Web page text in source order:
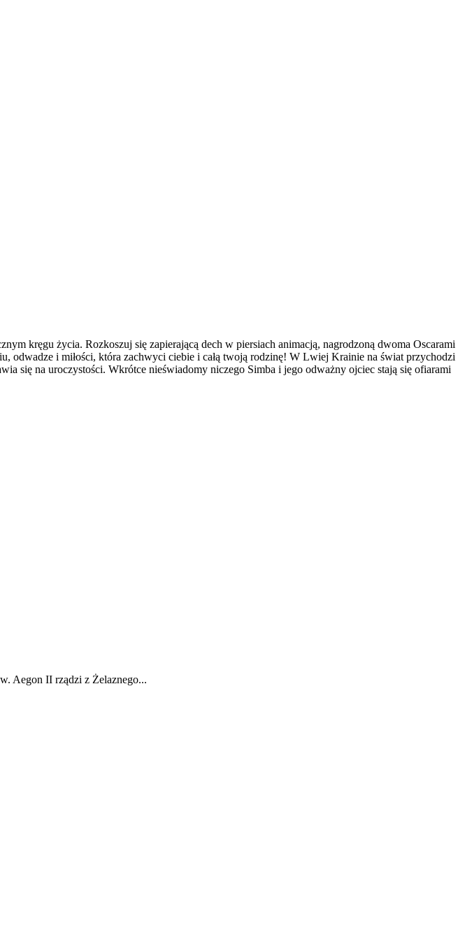
kręgu życia. Rozkoszuj się zapierającą dech w piersiach animacją, nagrodzoną dwoma Oscarami
odwadze i miłości, która zachwyci ciebie i całą twoją rodzinę! W Lwiej Krainie na świat przychodzi
się na uroczystości. Wkrótce nieświadomy niczego Simba i jego odważny ojciec stają się ofiarami
Aegon II rządzi z Żelaznego...